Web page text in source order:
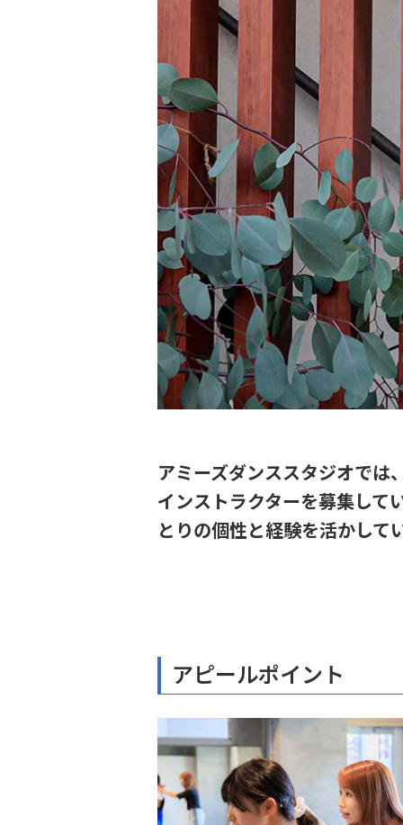
アミーズダンススタジオでは
インストラクターを募集して
とりの個性と経験を活かして
アピールポイント